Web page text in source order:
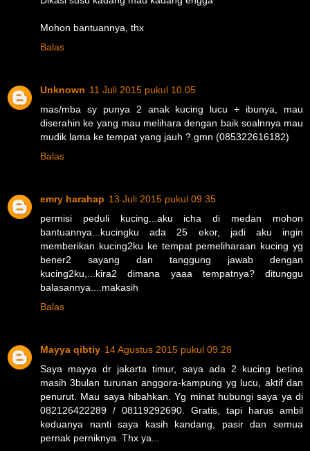
Mohon bantuannya, thx
Balas
Unknown 11 Juli 2015 pukul 10.05
mas/mba sy punya 2 anak kucing lucu + ibunya, mau
diserahin ke yang mau melihara dengan baik soalnnya mau
mudik lama ke tempat yang jauh ?.gmn (085322616182)
Balas
emry harahap 13 Juli 2015 pukul 09.35
permisi peduli kucing...aku icha di medan mohon
bantuannya...kucingku ada 25 ekor, jadi aku ingin
memberikan kucing2ku ke tempat pemeliharaan kucing yg
bener2 sayang dan tanggung jawab dengan
kucing2ku,...kira2 dimana yaaa tempatnya? ditunggu
balasannya....makasih
Balas
Mayya qibtiy 14 Agustus 2015 pukul 09.28
Saya mayya dr jakarta timur, saya ada 2 kucing betina
masih 3bulan turunan anggora-kampung yg lucu, aktif dan
penurut. Mau saya hibahkan. Yg minat hubungi saya ya di
082126422289 / 08119292690. Gratis, tapi harus ambil
keduanya nanti saya kasih kandang, pasir dan semua
pernak perniknya. Thx ya...